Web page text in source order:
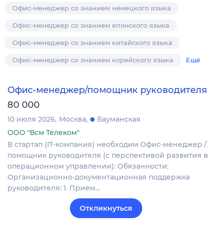
Офис-менеджер со знанием немецкого языка
Офис-менеджер со знанием японского языка
Офис-менеджер со знанием китайского языка
Офис-менеджер со знанием корейского языка Ещё
Офис-менеджер/помощник руководителя
80 000
10 июля 2026 Москва
Бауманская
ООО "Всм Телеком"
В стартап (IT-компания) необходим Офис-менеджер /
помощник руководителя (с перспективой развития в
операционном управлении): Обязанности:
Организационно-документационная поддержка
руководителя: 1. Прием…
Откликнуться